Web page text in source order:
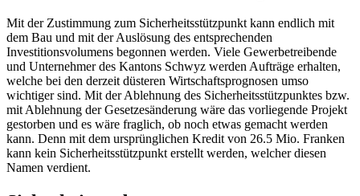
Mit der Zustimmung zum Sicherheitsstützpunkt kann endlich mit
dem Bau und mit der Auslösung des entsprechenden
Investitionsvolumens begonnen werden. Viele Gewerbetreibende
und Unternehmer des Kantons Schwyz werden Aufträge erhalten,
welche bei den derzeit düsteren Wirtschaftsprognosen umso
wichtiger sind. Mit der Ablehnung des Sicherheitsstützpunktes bzw.
mit Ablehnung der Gesetzesänderung wäre das vorliegende Projekt
gestorben und es wäre fraglich, ob noch etwas gemacht werden
kann. Denn mit dem ursprünglichen Kredit von 26.5 Mio. Franken
kann kein Sicherheitsstützpunkt erstellt werden, welcher diesen
Namen verdient.